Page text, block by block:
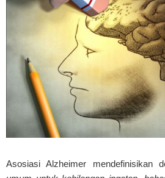
Asosiasi Alzheimer mendefinisikan